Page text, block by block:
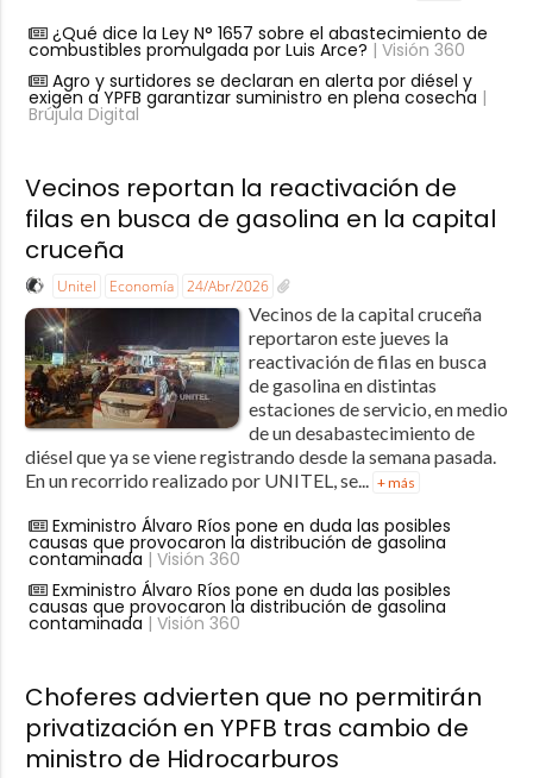
¿Qué dice la Ley N° 1657 sobre el abastecimiento de
combustibles promulgada por Luis Arce? | Visión 360
Agro y surtidores se declaran en alerta por diésel y
exigen a YPFB garantizar suministro en plena cosecha |
Brújula Digital
Vecinos reportan la reactivación de
filas en busca de gasolina en la capital
cruceña
Unitel Economía 24/Abr/2026
Vecinos de la capital cruceña
reportaron este jueves la
reactivación de filas en busca
de gasolina en distintas
estaciones de servicio, en medio
de un desabastecimiento de
diésel que ya se viene registrando desde la semana pasada.
En un recorrido realizado por UNITEL, se... + más
Exministro Álvaro Ríos pone en duda las posibles
causas que provocaron la distribución de gasolina
contaminada | Visión 360
Exministro Álvaro Ríos pone en duda las posibles
causas que provocaron la distribución de gasolina
contaminada | Visión 360
Choferes advierten que no permitirán
privatización en YPFB tras cambio de
ministro de Hidrocarburos